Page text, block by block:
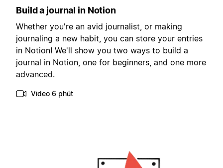
Build a journal in Notion
Whether you're an avid journalist, or making
journaling a new habit, you can store your entries
in Notion! We'll show you two ways to build a
journal in Notion, one for beginners, and one more
advanced.
Video 6 phút